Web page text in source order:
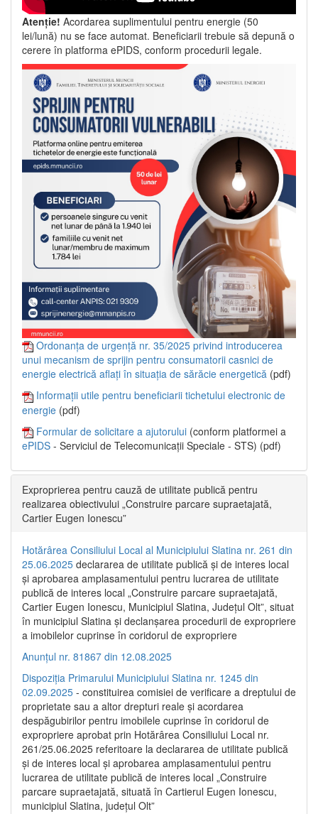
Atenție! Acordarea suplimentului pentru energie (50
lei/lună) nu se face automat. Beneficiarii trebuie să depună o
cerere în platforma ePIDS, conform procedurii legale.
Ordonanța de urgență nr. 35/2025 privind introducerea
unui mecanism de sprijin pentru consumatorii casnici de
energie electrică aflați în situația de sărăcie energetică (pdf)
Informații utile pentru beneficiarii tichetului electronic de
energie (pdf)
Formular de solicitare a ajutorului (conform platformei a
ePIDS - Serviciul de Telecomunicații Speciale - STS) (pdf)
Exproprierea pentru cauză de utilitate publică pentru
realizarea obiectivului „Construire parcare supraetajată,
Cartier Eugen Ionescu”
Hotărârea Consiliului Local al Municipiului Slatina nr. 261 din
25.06.2025 declararea de utilitate publică și de interes local
și aprobarea amplasamentului pentru lucrarea de utilitate
publică de interes local „Construire parcare supraetajată,
Cartier Eugen Ionescu, Municipiul Slatina, Județul Olt”, situat
în municipiul Slatina și declanșarea procedurii de expropriere
a imobilelor cuprinse în coridorul de expropriere
Anunțul nr. 81867 din 12.08.2025
Dispoziția Primarului Municipiului Slatina nr. 1245 din
02.09.2025 - constituirea comisiei de verificare a dreptului de
proprietate sau a altor drepturi reale și acordarea
despăgubirilor pentru imobilele cuprinse în coridorul de
expropriere aprobat prin Hotărârea Consiliului Local nr.
261/25.06.2025 referitoare la declararea de utilitate publică
și de interes local și aprobarea amplasamentului pentru
lucrarea de utilitate publică de interes local „Construire
parcare supraetajată, situată în Cartierul Eugen Ionescu,
municipiul Slatina, județul Olt”